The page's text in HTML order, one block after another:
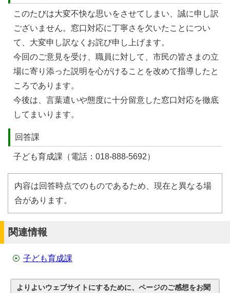
このたびは大変不快な思いをさせてしまい、誠に申し訳
ございません。窓口対応に丁寧さを欠いたことについ
て、大変申し訳なくお詫び申し上げます。
今回のご意見を受け、職員に対して、市民の皆さまの立
場に寄り添った説明を心がけることを改めて指導したと
ころであります。
今後は、言葉遣いや態度に十分留意した窓口対応を徹底
してまいります。
回答課
子ども育成課（電話：018-888-5692）
内容は回答時点でのものであるため、現在と異なる場
合があります。
関連情報
子ども育成課
よりよいウェブサイトにするために、ページのご感想をお聞